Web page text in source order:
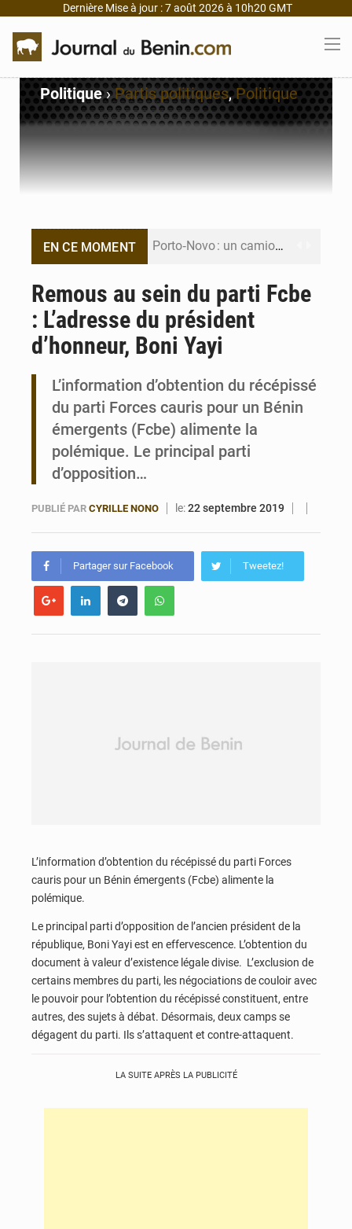
Dernière Mise à jour : 7 août 2026 à 10h20 GMT
Politique›Partis politiques,Politique
EN CE MOMENT Porto‑Novo : un camion de produits pétroliers embrase Avakpa
Bénin : Le CEG La Verdure de Ouèdo fait sa mue pour la rentrée
Remous au sein du parti Fcbe
: L’adresse du président
d’honneur, Boni Yayi
L’information d’obtention du récépissé
du parti Forces cauris pour un Bénin
émergents (Fcbe) alimente la
polémique. Le principal parti
d’opposition…
PUBLIÉ PAR CYRILLE NONO le:22 septembre 2019
Partager sur Facebook Tweetez!
L’information d’obtention du récépissé du parti Forces
cauris pour un Bénin émergents (Fcbe) alimente la
polémique.
Le principal parti d’opposition de l’ancien président de la
république, Boni Yayi est en effervescence. L’obtention du
document à valeur d’existence légale divise. L’exclusion de
certains membres du parti, les négociations de couloir avec
le pouvoir pour l’obtention du récépissé constituent, entre
autres, des sujets à débat. Désormais, deux camps se
dégagent du parti. Ils s’attaquent et contre-attaquent.
LA SUITE APRÈS LA PUBLICITÉ